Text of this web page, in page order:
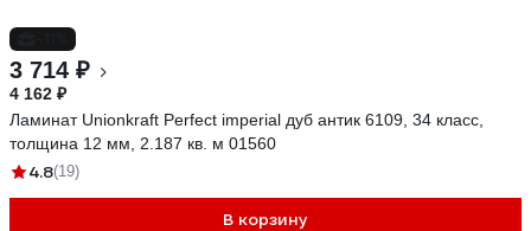
3 714 ₽
4 162 ₽
Ламинат Unionkraft Perfect imperial дуб антик 6109, 34 класс,
толщина 12 мм, 2.187 кв. м 01560
4.8(19)
В корзину